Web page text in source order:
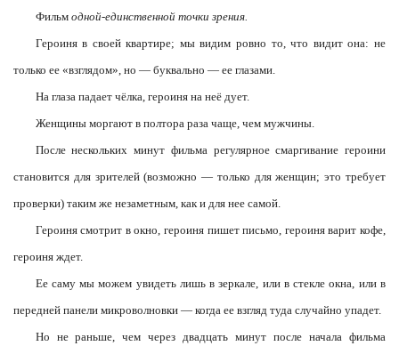
Фильм одной-единственной точки зрения.
Героиня в своей квартире; мы видим ровно то, что видит она: не
только ее «взглядом», но — буквально — ее глазами.
На глаза падает чёлка, героиня на неё дует.
Женщины моргают в полтора раза чаще, чем мужчины.
После нескольких минут фильма регулярное смаргивание героини
становится для зрителей (возможно — только для женщин; это требует
проверки) таким же незаметным, как и для нее самой.
Героиня смотрит в окно, героиня пишет письмо, героиня варит кофе,
героиня ждет.
Ее саму мы можем увидеть лишь в зеркале, или в стекле окна, или в
передней панели микроволновки — когда ее взгляд туда случайно упадет.
Но не раньше, чем через двадцать минут после начала фильма